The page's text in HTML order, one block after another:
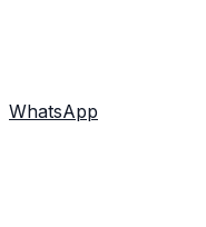
WhatsApp